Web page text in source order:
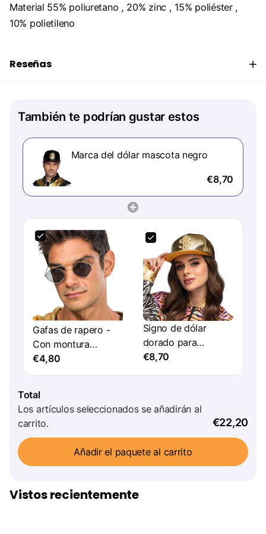
Material 55% poliuretano , 20% zinc , 15% poliéster ,
10% polietileno
Reseñas
También te podrían gustar estos
Marca del dólar mascota negro
€8,70
Gafas de rapero -
Con montura
metálica a cuadros -
14 cm x 13,5 cm x
€4,80
Signo de dólar
dorado para
mascotas
€8,70
Total
Los artículos seleccionados se añadirán al
carrito.
€22,20
Añadir el paquete al carrito
Vistos recientemente